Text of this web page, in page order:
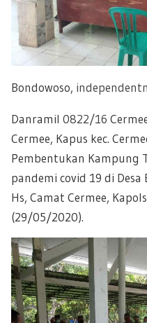
Bondowoso,
Danramil 0822/16
Cermee, Kapus kec.
Pembentukan Kampung
pandemi covid 19 di
Hs, Camat Cermee,
(29/05/2020).